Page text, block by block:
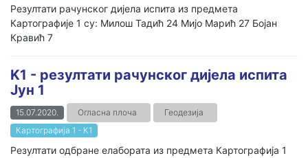
Резултати рачунског дијела испита из предмета
Картографије 1 су: Милош Тадић 24 Мијо Марић 27 Бојан
Кравић 7
K1 - резултати рачунског дијела испита
Јун 1
15.07.2020. Огласна плоча
Геодезија
Картографија 1 - К1
Резултати одбране елабората из предмета Картографија 1